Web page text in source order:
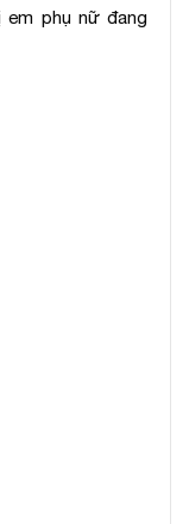
phụ nữ đang